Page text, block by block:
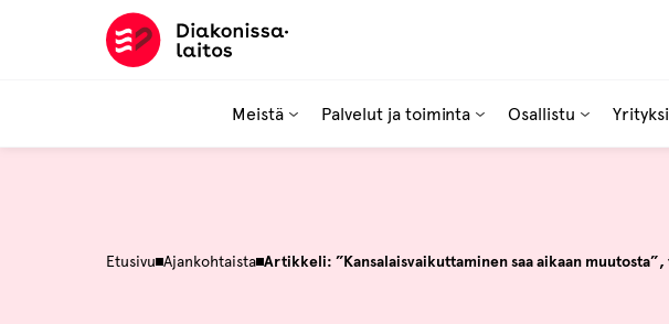
Meistä Palvelut ja toiminta Osallistu
Etusivu Ajankohtaista Artikkeli: ”Kansalaisvaikuttaminen saa aikaan